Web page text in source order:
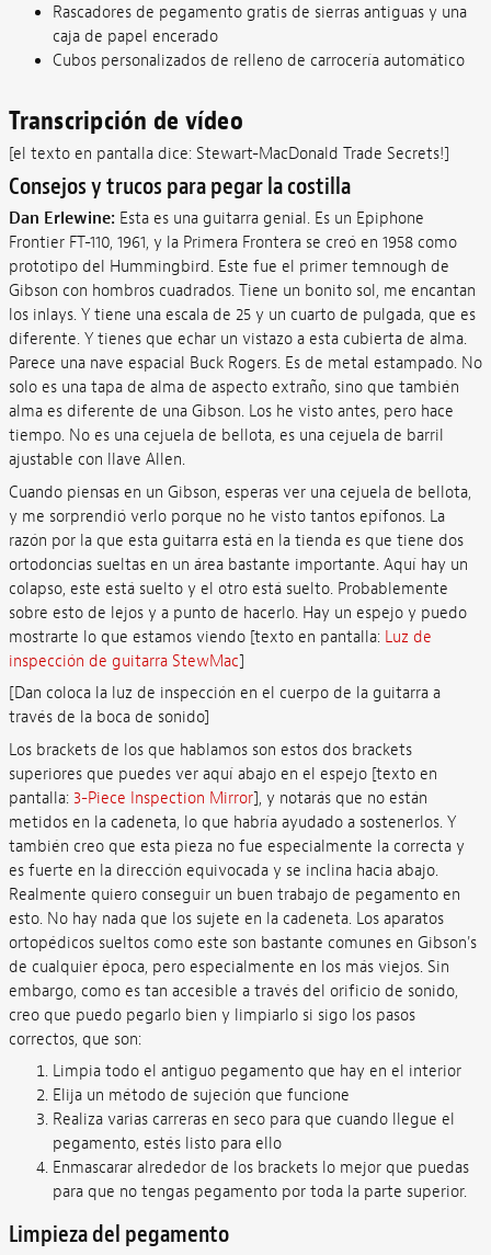
Rascadores de pegamento gratis de sierras antiguas y una
caja de papel encerado
Cubos personalizados de relleno de carrocería automático
Transcripción de vídeo
[el texto en pantalla dice: Stewart-MacDonald Trade Secrets!]
Consejos y trucos para pegar la costilla
Dan Erlewine: Esta es una guitarra genial. Es un Epiphone
Frontier FT-110, 1961, y la Primera Frontera se creó en 1958 como
prototipo del Hummingbird. Este fue el primer temnough de
Gibson con hombros cuadrados. Tiene un bonito sol, me encantan
los inlays. Y tiene una escala de 25 y un cuarto de pulgada, que es
diferente. Y tienes que echar un vistazo a esta cubierta de alma.
Parece una nave espacial Buck Rogers. Es de metal estampado. No
solo es una tapa de alma de aspecto extraño, sino que también
alma es diferente de una Gibson. Los he visto antes, pero hace
tiempo. No es una cejuela de bellota, es una cejuela de barril
ajustable con llave Allen.
Cuando piensas en un Gibson, esperas ver una cejuela de bellota,
y me sorprendió verlo porque no he visto tantos epífonos. La
razón por la que esta guitarra está en la tienda es que tiene dos
ortodoncias sueltas en un área bastante importante. Aquí hay un
colapso, este está suelto y el otro está suelto. Probablemente
sobre esto de lejos y a punto de hacerlo. Hay un espejo y puedo
mostrarte lo que estamos viendo [texto en pantalla: Luz de
inspección de guitarra StewMac]
[Dan coloca la luz de inspección en el cuerpo de la guitarra a
través de la boca de sonido]
Los brackets de los que hablamos son estos dos brackets
superiores que puedes ver aquí abajo en el espejo [texto en
pantalla: 3-Piece Inspection Mirror], y notarás que no están
metidos en la cadeneta, lo que habría ayudado a sostenerlos. Y
también creo que esta pieza no fue especialmente la correcta y
es fuerte en la dirección equivocada y se inclina hacia abajo.
Realmente quiero conseguir un buen trabajo de pegamento en
esto. No hay nada que los sujete en la cadeneta. Los aparatos
ortopédicos sueltos como este son bastante comunes en Gibson's
de cualquier época, pero especialmente en los más viejos. Sin
embargo, como es tan accesible a través del orificio de sonido,
creo que puedo pegarlo bien y limpiarlo si sigo los pasos
correctos, que son:
Limpia todo el antiguo pegamento que hay en el interior
Elija un método de sujeción que funcione
Realiza varias carreras en seco para que cuando llegue el
pegamento, estés listo para ello
Enmascarar alrededor de los brackets lo mejor que puedas
para que no tengas pegamento por toda la parte superior.
Limpieza del pegamento